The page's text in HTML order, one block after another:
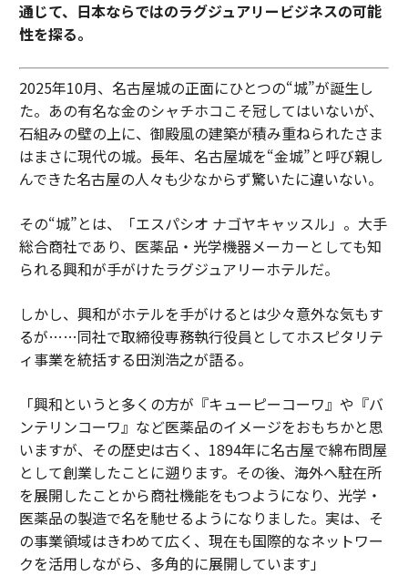
通じて、日本ならではのラグジュアリービジネスの可能
性を探る。
2025年10月、名古屋城の正面にひとつの“城”が誕生し
た。あの有名な金のシャチホコこそ冠してはいないが、
石組みの壁の上に、御殿風の建築が積み重ねられたさま
はまさに現代の城。長年、名古屋城を“金城”と呼び親し
んできた名古屋の人々も少なからず驚いたに違いない。
その“城”とは、「エスパシオ ナゴヤキャッスル」。大手
総合商社であり、医薬品・光学機器メーカーとしても知
られる興和が手がけたラグジュアリーホテルだ。
しかし、興和がホテルを手がけるとは少々意外な気もす
るが……同社で取締役専務執行役員としてホスピタリテ
ィ事業を統括する田渕浩之が語る。
「興和というと多くの方が『キューピーコーワ』や『バ
ンテリンコーワ』など医薬品のイメージをおもちかと思
いますが、その歴史は古く、1894年に名古屋で綿布問屋
として創業したことに遡ります。その後、海外へ駐在所
を展開したことから商社機能をもつようになり、光学・
医薬品の製造で名を馳せるようになりました。実は、そ
の事業領域はきわめて広く、現在も国際的なネットワー
クを活用しながら、多角的に展開しています」